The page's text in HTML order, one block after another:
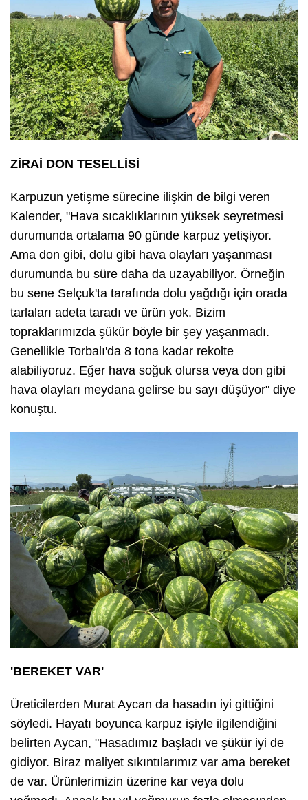
ZİRAİ DON TESELLİSİ
Karpuzun yetişme sürecine ilişkin de bilgi veren
Kalender, "Hava sıcaklıklarının yüksek seyretmesi
durumunda ortalama 90 günde karpuz yetişiyor.
Ama don gibi, dolu gibi hava olayları yaşanması
durumunda bu süre daha da uzayabiliyor. Örneğin
bu sene Selçuk'ta tarafında dolu yağdığı için orada
tarlaları adeta taradı ve ürün yok. Bizim
topraklarımızda şükür böyle bir şey yaşanmadı.
Genellikle Torbalı'da 8 tona kadar rekolte
alabiliyoruz. Eğer hava soğuk olursa veya don gibi
hava olayları meydana gelirse bu sayı düşüyor" diye
konuştu.
'BEREKET VAR'
Üreticilerden Murat Aycan da hasadın iyi gittiğini
söyledi. Hayatı boyunca karpuz işiyle ilgilendiğini
belirten Aycan, "Hasadımız başladı ve şükür iyi de
gidiyor. Biraz maliyet sıkıntılarımız var ama bereket
de var. Ürünlerimizin üzerine kar veya dolu